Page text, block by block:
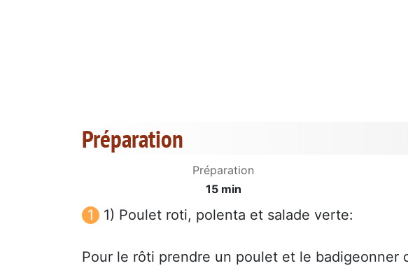
Préparation
Préparation
15 min
1) Poulet roti, polenta et salade verte:
Pour le rôti prendre un poulet et le badigeonner